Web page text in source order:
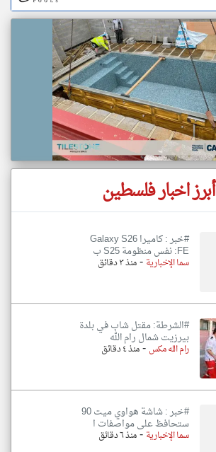
أبرز اخبار فلسطين
#خبر : كاميرا Galaxy S26
FE: نفس منظومة S25 ب
سما الإخبارية -منذ ٣ دقائق
#الشرطة: مقتل شاب في بلدة
بيرزيت شمال رام الله
رام الله مكس -منذ ٤ دقائق
#خبر : شاشة هواوي ميت 90
ستحافظ على مواصفات ا
سما الإخبارية-منذ ٦ دقائق